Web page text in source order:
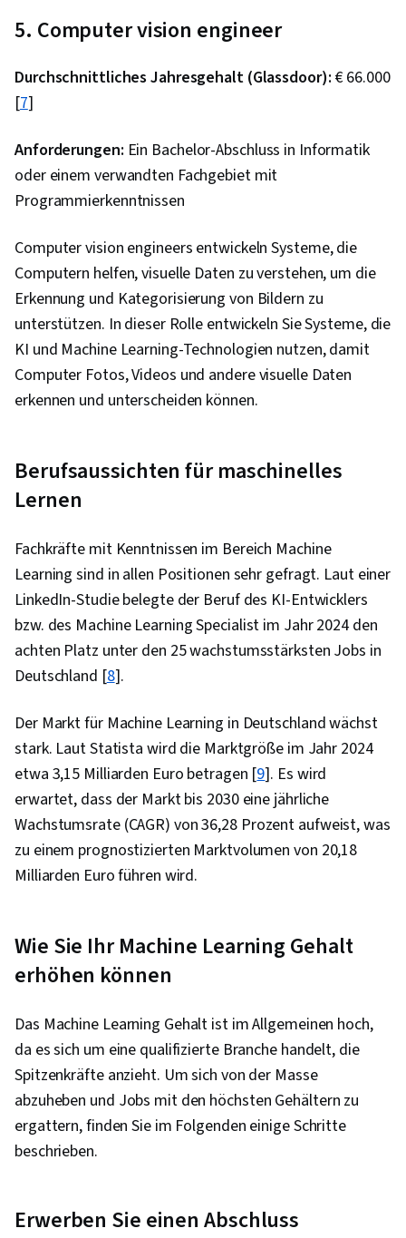
5. Computer vision engineer
Durchschnittliches Jahresgehalt (Glassdoor): € 66.000
[7]
Anforderungen: Ein Bachelor-Abschluss in Informatik
oder einem verwandten Fachgebiet mit
Programmierkenntnissen
Computer vision engineers entwickeln Systeme, die
Computern helfen, visuelle Daten zu verstehen, um die
Erkennung und Kategorisierung von Bildern zu
unterstützen. In dieser Rolle entwickeln Sie Systeme, die
KI und Machine Learning-Technologien nutzen, damit
Computer Fotos, Videos und andere visuelle Daten
erkennen und unterscheiden können.
Berufsaussichten für maschinelles
Lernen
Fachkräfte mit Kenntnissen im Bereich Machine
Learning sind in allen Positionen sehr gefragt. Laut einer
LinkedIn-Studie belegte der Beruf des KI-Entwicklers
bzw. des Machine Learning Specialist im Jahr 2024 den
achten Platz unter den 25 wachstumsstärksten Jobs in
Deutschland [8].
Der Markt für Machine Learning in Deutschland wächst
stark. Laut Statista wird die Marktgröße im Jahr 2024
etwa 3,15 Milliarden Euro betragen [9]. Es wird
erwartet, dass der Markt bis 2030 eine jährliche
Wachstumsrate (CAGR) von 36,28 Prozent aufweist, was
zu einem prognostizierten Marktvolumen von 20,18
Milliarden Euro führen wird.
Wie Sie Ihr Machine Learning Gehalt
erhöhen können
Das Machine Learning Gehalt ist im Allgemeinen hoch,
da es sich um eine qualifizierte Branche handelt, die
Spitzenkräfte anzieht. Um sich von der Masse
abzuheben und Jobs mit den höchsten Gehältern zu
ergattern, finden Sie im Folgenden einige Schritte
beschrieben.
Erwerben Sie einen Abschluss